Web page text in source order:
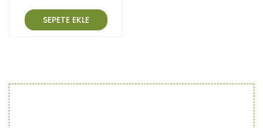
SEPETE EKLE